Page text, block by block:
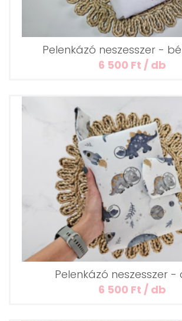
Pelenkázó neszesszer -
6 500 Ft / db
Pelenkázó neszesszer -
6 500 Ft / db